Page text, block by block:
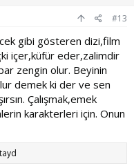
#13
gibi gösteren dizi,film
içer,küfür eder,zalimdir
zengin olur. Beyinin
demek ki der ve sen
Çalışmak,emek
karakterleri için. Onun